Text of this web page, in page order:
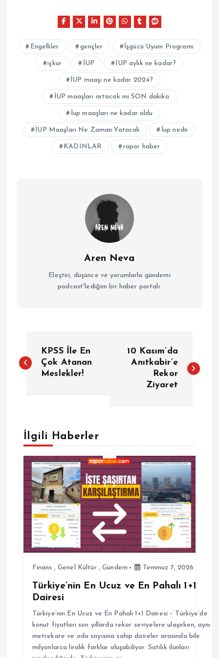
Engelliler gençler İşgücü Uyum Programı
işkur İUP İUP aylık ne kadar?
İUP maaşı ne kadar 2024?
İUP maaşları artacak mı SON dakika
İup maaşları ne kadar oldu
İUP Maaşları Ne Zaman Yatacak İup nedir
KADINLAR rapor haber
Aren Neva
Eleştiri, düşünce ve yorumlarla gündemi
podcast'lediğim bir haber portalı.
a
g
e
z
n
m
KPSS İle En
Çok Atanan
Meslekler!
10 Kasım’da
Anıtkabir’e
Rekor
Ziyaret
İlgili Haberler
Finans ,Genel Kültür,Gündem Temmuz 7, 2026
Türkiye’nin En Ucuz ve En Pahalı 1+1
Dairesi
Türkiye’nin En Ucuz ve En Pahalı 1+1 Dairesi – Türkiye’de
konut fiyatları son yıllarda rekor seviyelere ulaşırken, aynı
metrekare ve oda sayısına sahip daireler arasında bile
milyonlarca liralık farklar oluşabiliyor. Satılık ilanları